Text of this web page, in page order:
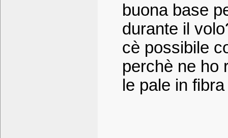
buona base
durante il
cè possibile
perchè ne ho
le pale in